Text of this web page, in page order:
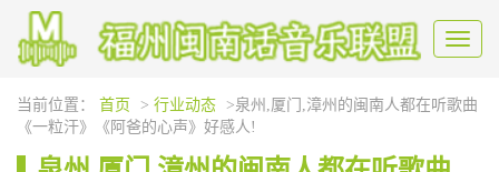
Toggle
当前位置： 首页 > 行业动态
>泉州,厦门,漳州的闽南人都在听歌曲
《一粒汗》《阿爸的心声》好感人!